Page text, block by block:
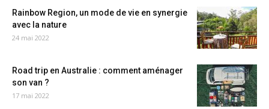
Rainbow Region, un mode de vie en synergie
avec la nature
24 mai 2022
Road trip en Australie : comment aménager
son van ?
17 mai 2022